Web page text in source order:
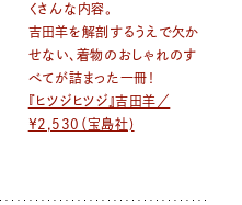
くさんな内容。
吉田羊を解剖するうえで欠か
せない、着物のおしゃれのす
べてが詰まった一冊！
『ヒツジヒツジ』吉田羊／
￥2,530（宝島社)